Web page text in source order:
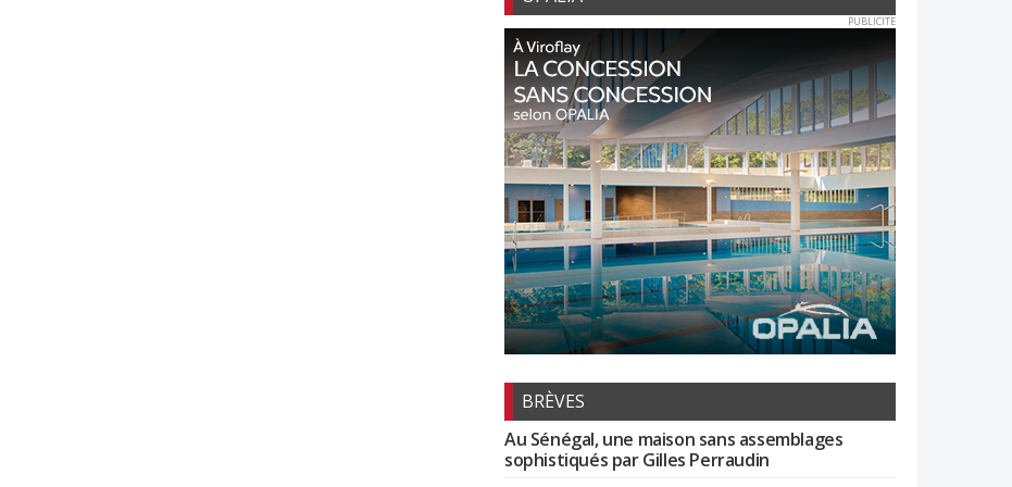
PUBLICITE
BRÈVES
Au Sénégal, une maison sans assemblages
sophistiqués par Gilles Perraudin